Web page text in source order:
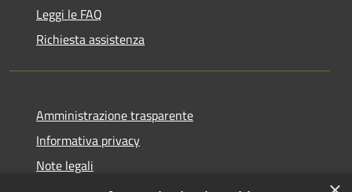
Leggi le FAQ
Richiesta assistenza
Amministrazione trasparente
Informativa privacy
Note legali